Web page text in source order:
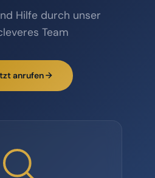
Hilfe durch unser
Team
anrufen